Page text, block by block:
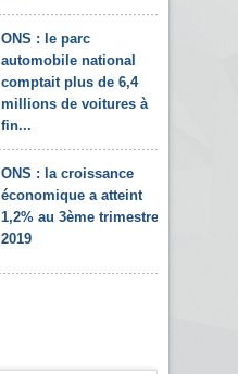
ONS : le parc
automobile national
comptait plus de 6,4
millions de voitures à
fin...
ONS : la croissance
économique a atteint
1,2% au 3ème trimestre
2019